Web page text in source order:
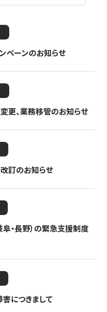
ペーンのお知らせ
更、業務移管のお知らせ
改訂のお知らせ
・長野）の緊急支援制度
につきまして